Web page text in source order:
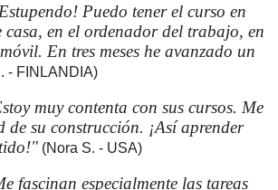
Puedo tener el curso en
casa, en el ordenador del trabajo, en
En tres meses he avanzado un
- FINLANDIA)
muy contenta con sus cursos. Me
su construcción. ¡Así aprender
(Nora S. - USA)
fascinan especialmente las tareas